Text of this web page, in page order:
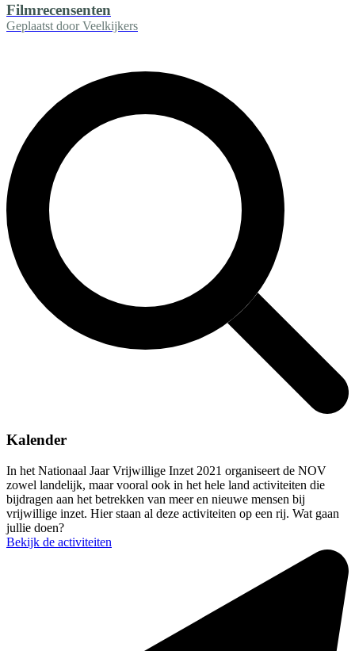
Filmrecensenten
Geplaatst door Veelkijkers
Kalender
In het Nationaal Jaar Vrijwillige Inzet 2021 organiseert de NOV
zowel landelijk, maar vooral ook in het hele land activiteiten die
bijdragen aan het betrekken van meer en nieuwe mensen bij
vrijwillige inzet. Hier staan al deze activiteiten op een rij. Wat gaan
jullie doen?
Bekijk de activiteiten